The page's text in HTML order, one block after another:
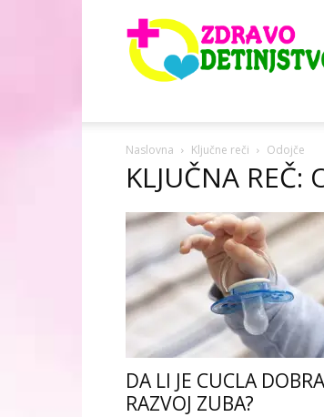
Detinjstvo
Naslovna Ključne reči Odojče
KLJUČNA REČ:
DA LI JE CUCLA
RAZVOJ ZUBA?